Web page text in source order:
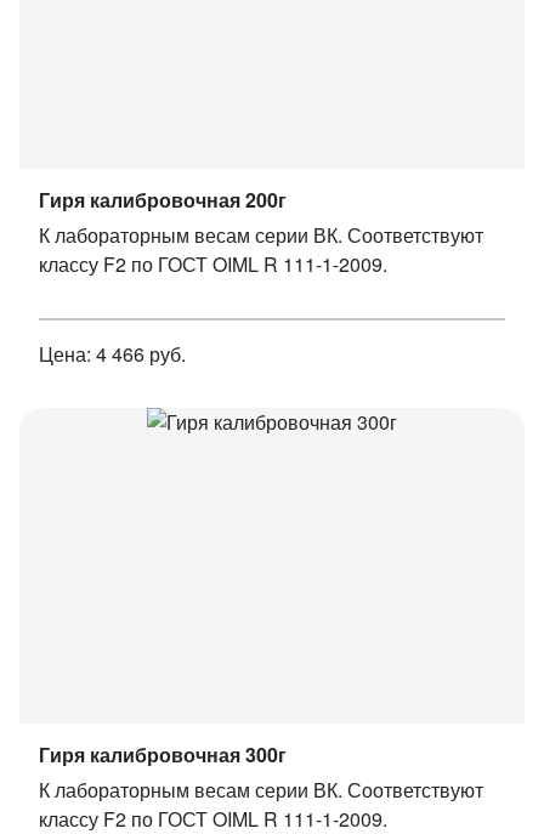
Гиря калибровочная 200г
К лабораторным весам серии ВК. Соответствуют
классу F2 по ГОСТ OIML R 111-1-2009.
Цена: 4 466 руб.
Гиря калибровочная 300г
К лабораторным весам серии ВК. Соответствуют
классу F2 по ГОСТ OIML R 111-1-2009.